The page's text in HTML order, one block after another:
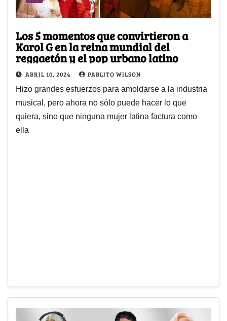
Los 5 momentos que convirtieron a
Karol G en la reina mundial del
reggaetón y el pop urbano latino
ABRIL 10, 2024 PABLITO WILSON
Hizo grandes esfuerzos para amoldarse a la industria
musical, pero ahora no sólo puede hacer lo que
quiera, sino que ninguna mujer latina factura como
ella